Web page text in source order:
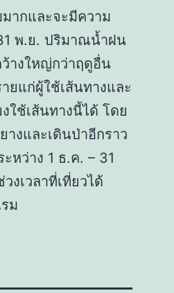
ากและจะมีความ
พ.ย. ปริมาณน้ำฝน
างใหญ่กว่าฤดูอื่น
ยแก่ผู้ใช้เส้นทางและ
ใช้เส้นทางนี้ได้ โดย
างและเดินป่าอีกราว
หว่าง 1 ธ.ค. – 31
งเวลาที่เที่ยวได้
ม